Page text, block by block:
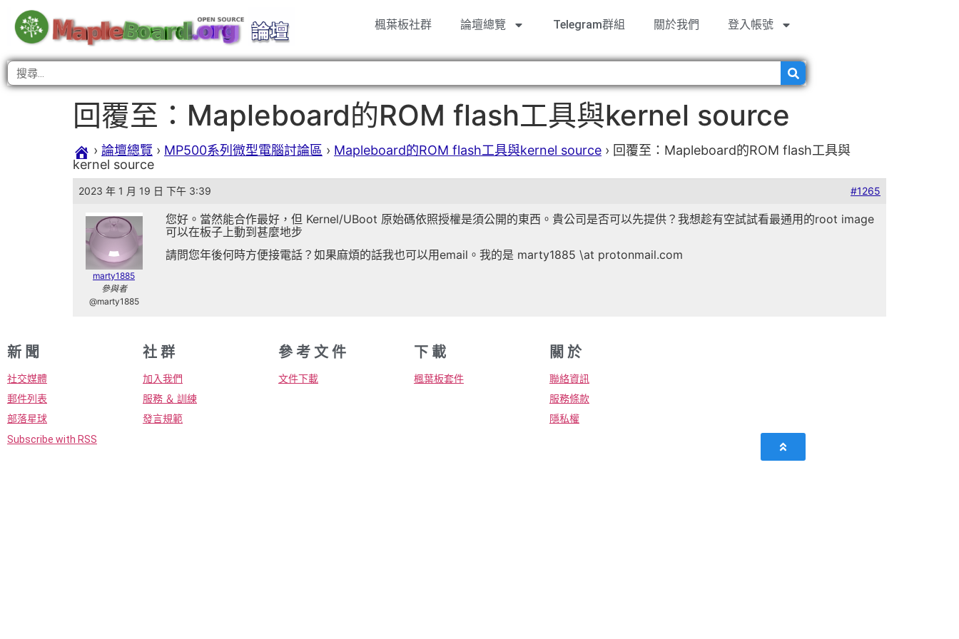
楓葉板社群 論壇總覽 Telegram群組 關於我們 登入帳號
回覆至：Mapleboard的ROM flash工具與kernel source
› 論壇總覽 › MP500系列微型電腦討論區 › Mapleboard的ROM flash工具與kernel source › 回覆至：Mapleboard的ROM flash工具與
kernel source
2023 年 1 月 19 日 下午 3:39 #1265
marty1885
參與者
@marty1885
您好。當然能合作最好，但 Kernel/UBoot 原始碼依照授權是須公開的東西。貴公司是否可以先提供？我想趁有空試試看最通用的root image
可以在板子上動到甚麼地步
請問您年後何時方便接電話？如果麻煩的話我也可以用email。我的是 marty1885 \at protonmail.com
新 聞
社交媒體
郵件列表
部落星球
Subscribe with RSS
社 群
加入我們
服務 ＆ 訓練
發言規範
參 考 文 件
文件下載
下 載
楓葉板套件
關 於
聯絡資訊
服務條款
隱私權